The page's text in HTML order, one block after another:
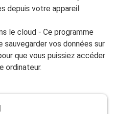
depuis votre appareil
le cloud - Ce programme
vos données sur
que vous puissiez accéder
ordinateur.